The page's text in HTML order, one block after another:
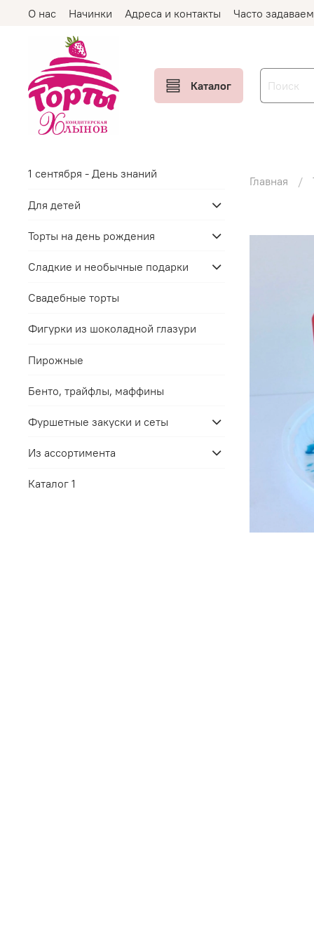
О нас Начинки Адреса и контакты Часто
Каталог
Главная
1 сентября - День знаний
Для детей
Торты на день рождения
Сладкие и необычные подарки
Свадебные торты
Фигурки из шоколадной глазури
Пирожные
Бенто, трайфлы, маффины
Фуршетные закуски и сеты
Из ассортимента
Каталог 1